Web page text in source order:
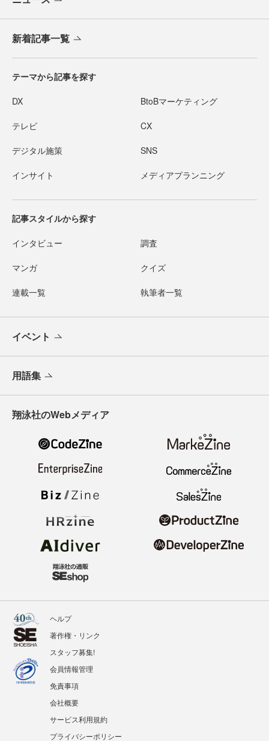
新着記事一覧
テーマから記事を探す
DX BtoBマーケティング
テレビ CX
デジタル施策 SNS
インサイト メディアプランニング
記事スタイルから探す
インタビュー 調査
マンガ クイズ
連載一覧 執筆者一覧
イベント
用語集
翔泳社のWebメディア
ヘルプ
著作権・リンク
スタッフ募集!
会員情報管理
免責事項
会社概要
サービス利用規約
プライバシーポリシー